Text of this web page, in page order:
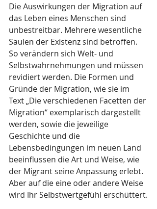
Die Auswirkungen der Migration auf
das Leben eines Menschen sind
unbestreitbar. Mehrere wesentliche
Säulen der Existenz sind betroffen.
So verändern sich Welt- und
Selbstwahrnehmungen und müssen
revidiert werden. Die Formen und
Gründe der Migration, wie sie im
Text „Die verschiedenen Facetten der
Migration“ exemplarisch dargestellt
werden, sowie die jeweilige
Geschichte und die
Lebensbedingungen im neuen Land
beeinflussen die Art und Weise, wie
der Migrant seine Anpassung erlebt.
Aber auf die eine oder andere Weise
wird Ihr Selbstwertgefühl erschüttert.